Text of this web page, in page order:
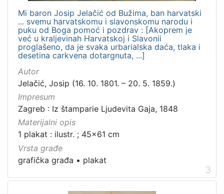
Mi baron Josip Jelačić od Bužima, ban harvatski
... svemu harvatskomu i slavonskomu narodu i
puku od Boga pomoć i pozdrav : [Akoprem je
već u kraljevinah Harvatskoj i Slavonii
proglašeno, da je svaka urbarialska daća, tlaka i
desetina carkvena dotargnuta, ...]
Autor
Jelačić, Josip (16. 10. 1801. – 20. 5. 1859.)
Impresum
Zagreb : Iz štamparie Ljudevita Gaja, 1848
Materijalni opis
1 plakat : ilustr. ; 45x61 cm
Vrsta građe
grafička građa • plakat
3